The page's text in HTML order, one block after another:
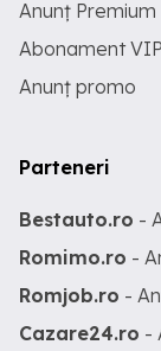
Anunț Premium
Abonament VIP
Anunț promo
Parteneri
Bestauto.ro -
Romimo.ro -
Romjob.ro -
Cazare24.ro -